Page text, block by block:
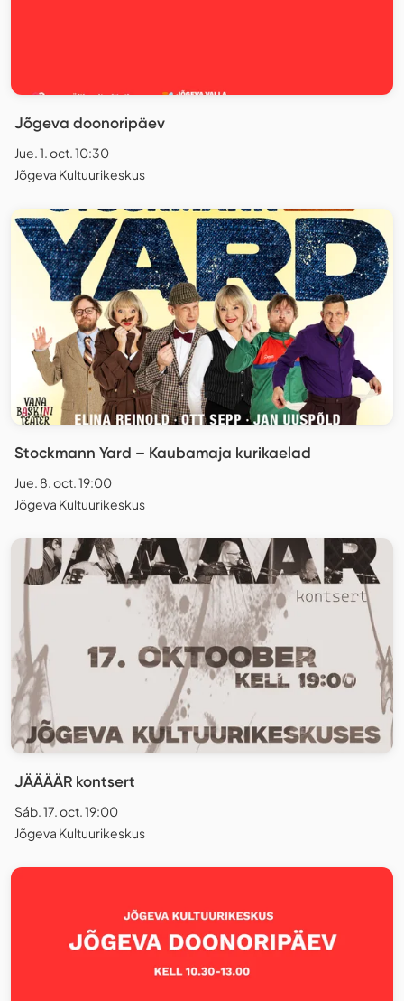
Jõgeva doonoripäev
Jue. 1. oct. 10:30
Jõgeva Kultuurikeskus
Stockmann Yard – Kaubamaja kurikaelad
Jue. 8. oct. 19:00
Jõgeva Kultuurikeskus
JÄÄÄÄR kontsert
Sáb. 17. oct. 19:00
Jõgeva Kultuurikeskus